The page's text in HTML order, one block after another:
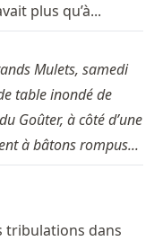
plus qu’à...
Mulets, samedi
table inondé de
Goûter, à côté d’une
à bâtons rompus...
tribulations dans